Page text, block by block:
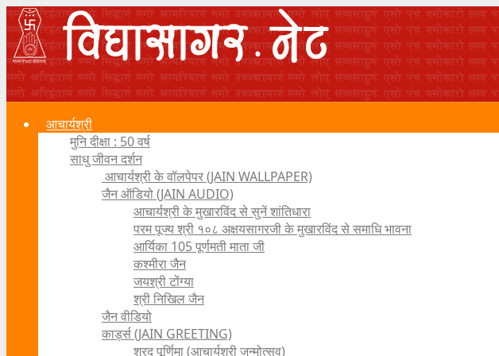
आचार्यश्री
मुनि दीक्षा : 50 वर्ष
साधु जीवन दर्शन
आचार्यश्री के वॉलपेपर (JAIN WALLPAPER)
जैन ऑडियो (JAIN AUDIO)
आचार्यश्री के मुखारविंद से सुनें शांतिधारा
परम पूज्य श्री १०८ अक्षयसागरजी के मुखारविंद से समाधि भावना
आर्यिका 105 पूर्णमती माता जी
कश्मीरा जैन
जयश्री टोंग्या
श्री निखिल जैन
जैन वीडियो
कार्ड्स (JAIN GREETING)
शरद पूर्णिमा (आचार्यश्री जन्मोत्सव)